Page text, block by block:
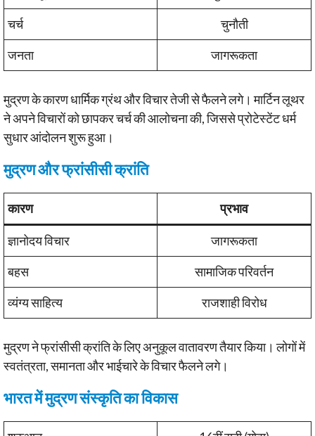
चर्च
चुनौती
जनता
जागरूकता
मुद्रण के कारण धार्मिक ग्रंथ और विचार तेजी से फैलने लगे। मार्टिन लूथर
ने अपने विचारों को छापकर चर्च की आलोचना की, जिससे प्रोटेस्टेंट धर्म
सुधार आंदोलन शुरू हुआ।
मुद्रण और फ्रांसीसी क्रांति
कारण प्रभाव
ज्ञानोदय विचार
जागरूकता
बहस
सामाजिक परिवर्तन
व्यंग्य साहित्य
राजशाही विरोध
मुद्रण ने फ्रांसीसी क्रांति के लिए अनुकूल वातावरण तैयार किया। लोगों में
स्वतंत्रता, समानता और भाईचारे के विचार फैलने लगे।
भारत में मुद्रण संस्कृति का विकास